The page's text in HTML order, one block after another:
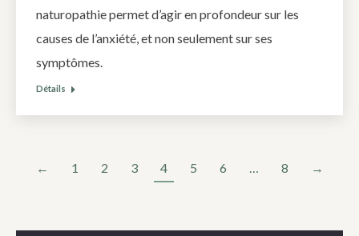
naturopathie permet d’agir en profondeur sur les
causes de l’anxiété, et non seulement sur ses
symptômes.
Détails
← 1 2 3 4 5 6 … 8 →